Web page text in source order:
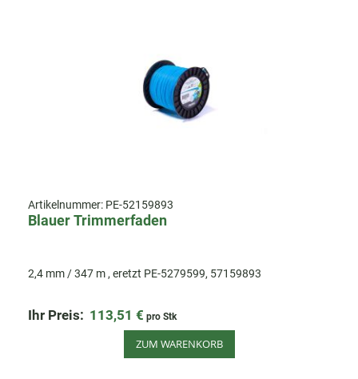
Artikelnummer: PE-52159893
Blauer Trimmerfaden
2,4 mm / 347 m , eretzt PE-5279599, 57159893
Ihr Preis: 113,51 € pro Stk
ZUM WARENKORB